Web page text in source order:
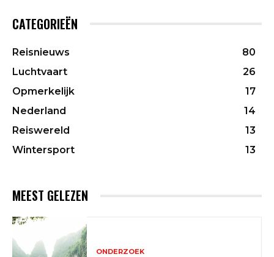
CATEGORIEËN
Reisnieuws
80
Luchtvaart
26
Opmerkelijk
17
Nederland
14
Reiswereld
13
Wintersport
13
MEEST GELEZEN
ONDERZOEK